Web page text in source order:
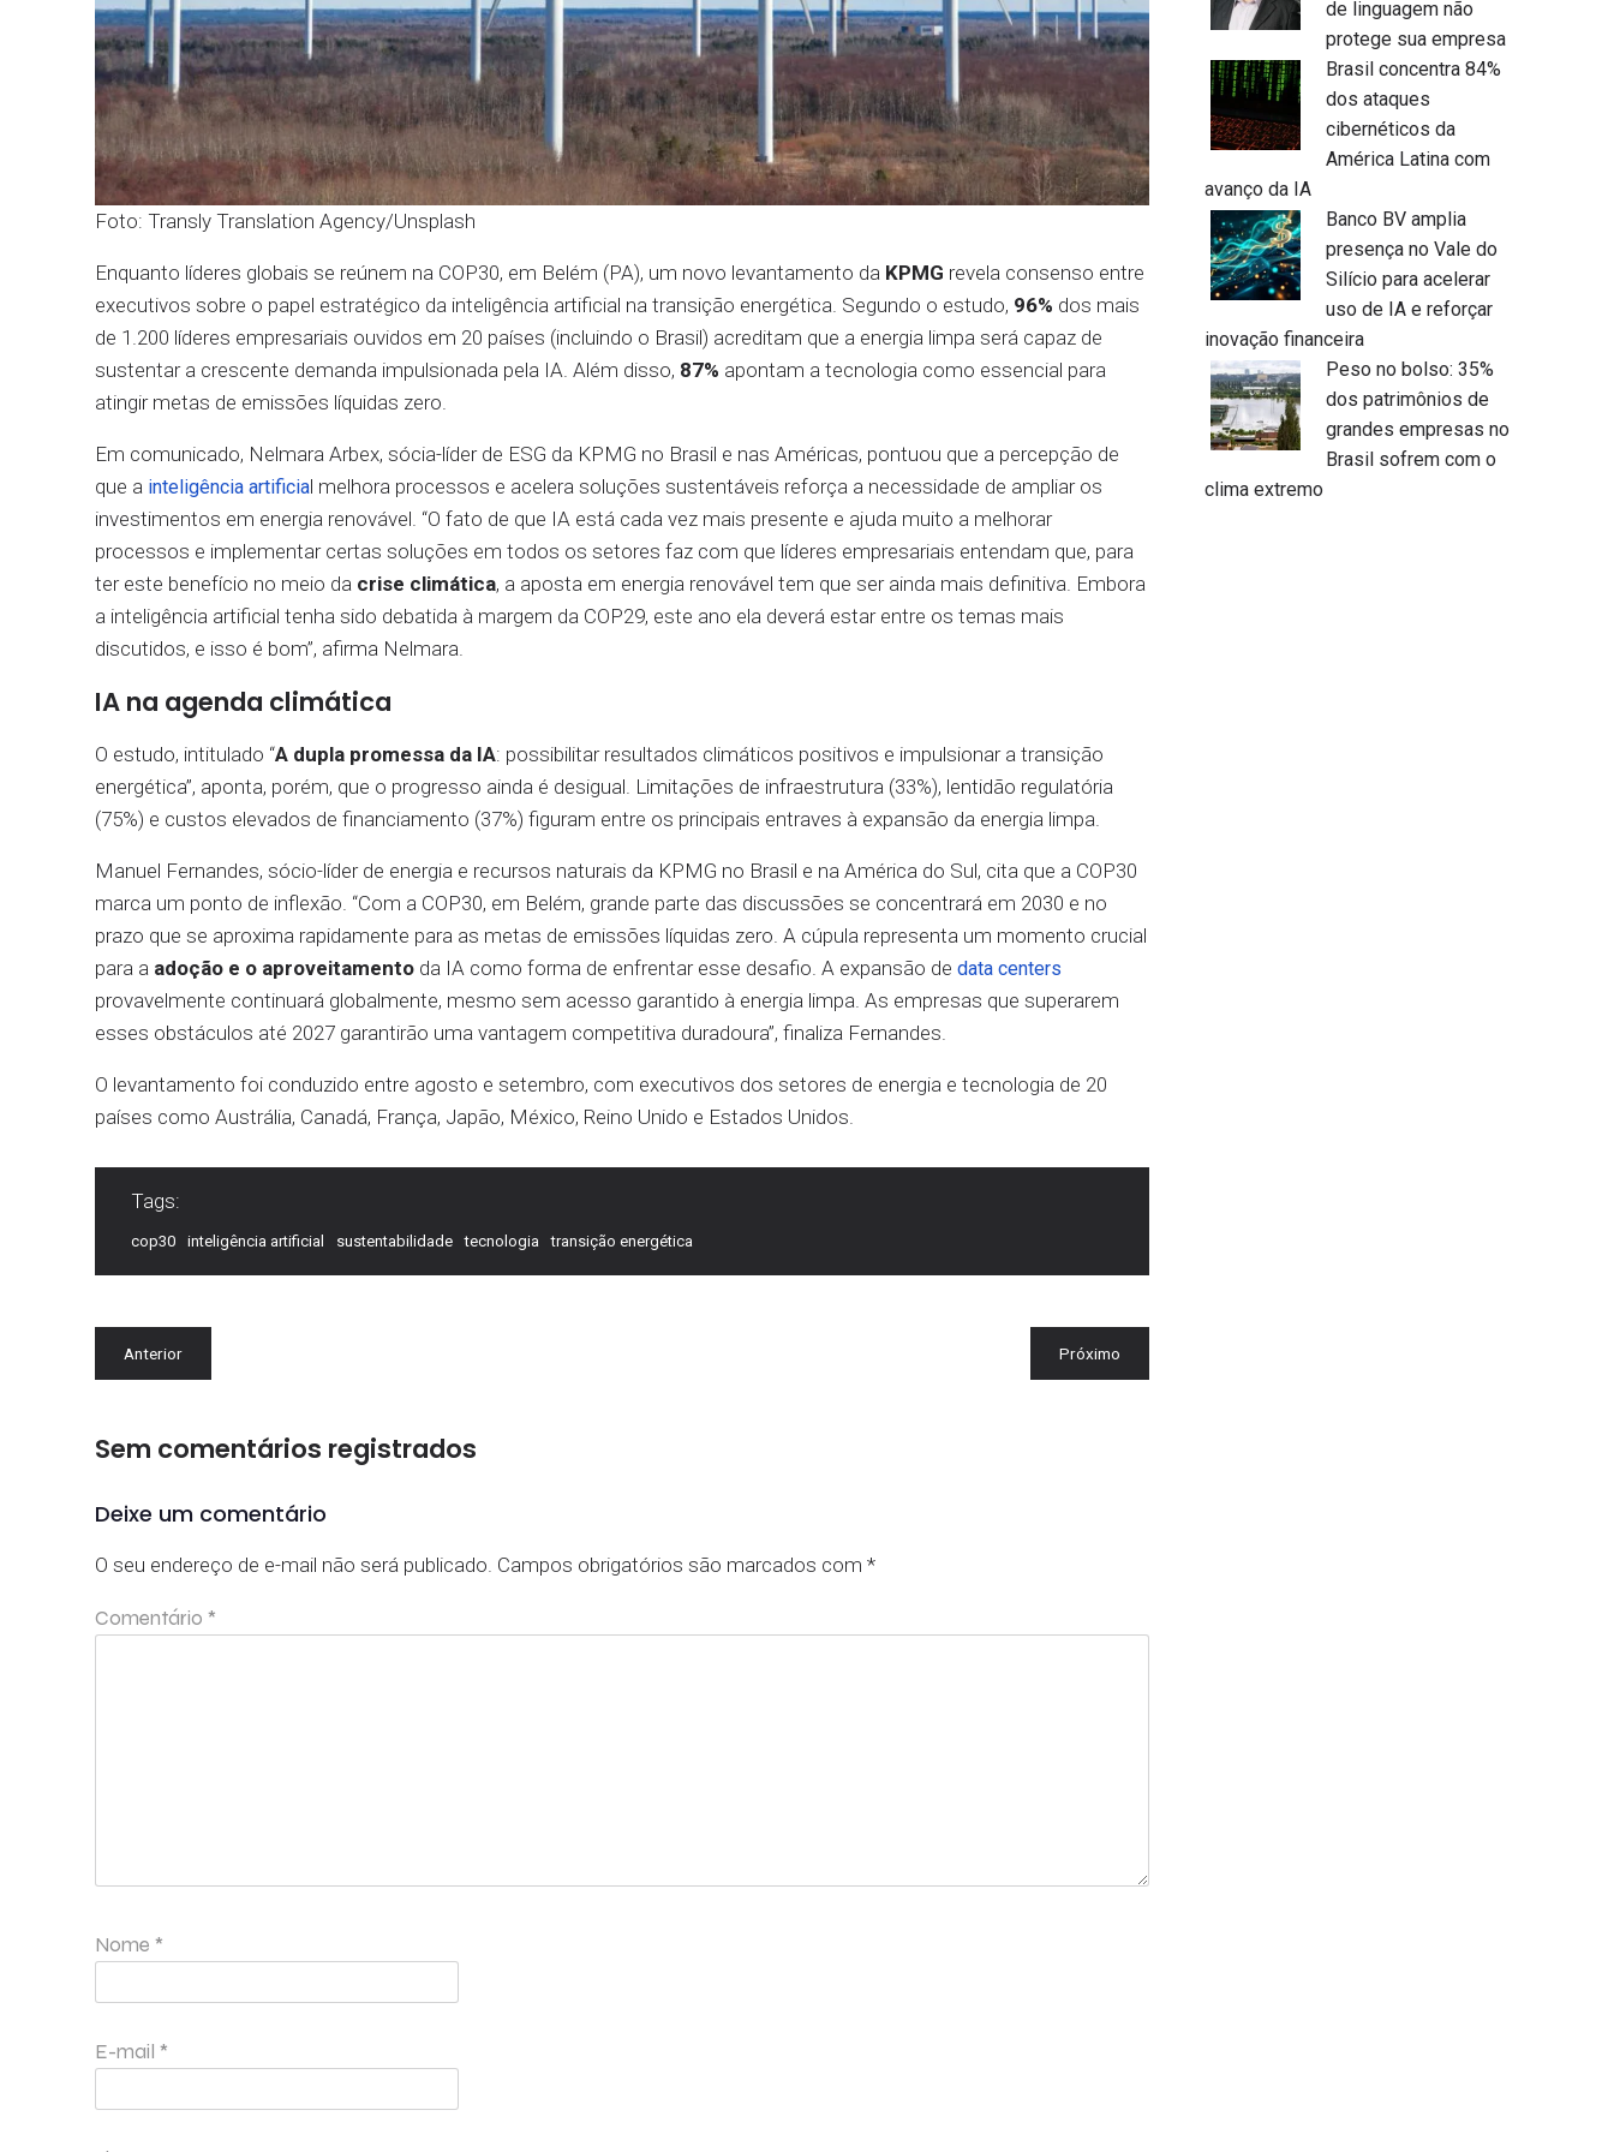
Foto: Transly Translation Agency/Unsplash
Enquanto líderes globais se reúnem na COP30, em Belém (PA), um novo levantamento da KPMG revela consenso entre
executivos sobre o papel estratégico da inteligência artificial na transição energética. Segundo o estudo, 96% dos mais
de 1.200 líderes empresariais ouvidos em 20 países (incluindo o Brasil) acreditam que a energia limpa será capaz de
sustentar a crescente demanda impulsionada pela IA. Além disso, 87% apontam a tecnologia como essencial para
atingir metas de emissões líquidas zero.
Em comunicado, Nelmara Arbex, sócia-líder de ESG da KPMG no Brasil e nas Américas, pontuou que a percepção de
que a inteligência artificial melhora processos e acelera soluções sustentáveis reforça a necessidade de ampliar os
investimentos em energia renovável. “O fato de que IA está cada vez mais presente e ajuda muito a melhorar
processos e implementar certas soluções em todos os setores faz com que líderes empresariais entendam que, para
ter este benefício no meio da crise climática, a aposta em energia renovável tem que ser ainda mais definitiva. Embora
a inteligência artificial tenha sido debatida à margem da COP29, este ano ela deverá estar entre os temas mais
discutidos, e isso é bom”, afirma Nelmara.
IA na agenda climática
O estudo, intitulado “A dupla promessa da IA: possibilitar resultados climáticos positivos e impulsionar a transição
energética”, aponta, porém, que o progresso ainda é desigual. Limitações de infraestrutura (33%), lentidão regulatória
(75%) e custos elevados de financiamento (37%) figuram entre os principais entraves à expansão da energia limpa.
Manuel Fernandes, sócio-líder de energia e recursos naturais da KPMG no Brasil e na América do Sul, cita que a COP30
marca um ponto de inflexão. “Com a COP30, em Belém, grande parte das discussões se concentrará em 2030 e no
prazo que se aproxima rapidamente para as metas de emissões líquidas zero. A cúpula representa um momento crucial
para a adoção e o aproveitamento da IA como forma de enfrentar esse desafio. A expansão de data centers
provavelmente continuará globalmente, mesmo sem acesso garantido à energia limpa. As empresas que superarem
esses obstáculos até 2027 garantirão uma vantagem competitiva duradoura”, finaliza Fernandes.
O levantamento foi conduzido entre agosto e setembro, com executivos dos setores de energia e tecnologia de 20
países como Austrália, Canadá, França, Japão, México, Reino Unido e Estados Unidos.
Tags:
cop30 inteligência artificial sustentabilidade tecnologia transição energética
Anterior Próximo
Sem comentários registrados
Deixe um comentário
O seu endereço de e-mail não será publicado. Campos obrigatórios são marcados com *
Comentário *
Nome *
E-mail *
de linguagem não
protege sua empresa
Brasil concentra 84%
dos ataques
cibernéticos da
América Latina com
avanço da IA
Banco BV amplia
presença no Vale do
Silício para acelerar
uso de IA e reforçar
inovação financeira
Peso no bolso: 35%
dos patrimônios de
grandes empresas no
Brasil sofrem com o
clima extremo